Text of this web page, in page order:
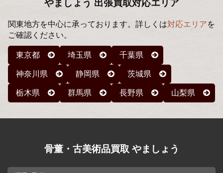
やましょう 出張買取対応エリア
関東地方を中心に承っております。詳しくは対応エリアを
ご確認ください。
東京都 埼玉県 千葉県
神奈川県 静岡県 茨城県
栃木県 群馬県 長野県 山梨県
骨董・古美術品買取 やましょう